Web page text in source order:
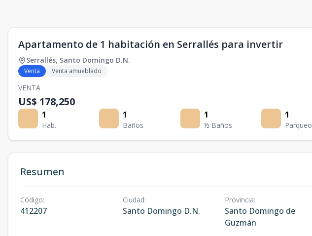
Apartamento de 1 habitación en Serrallés para invertir
Serrallés, Santo Domingo D.N.
Venta Venta amueblado
VENTA
US$ 178,250
1
Hab.
1
Baños
1
½ Baños
1
Parqueo
Resumen
Código:
412207
Ciudad:
Santo Domingo D.N.
Provincia:
Santo Domingo de
Guzmán